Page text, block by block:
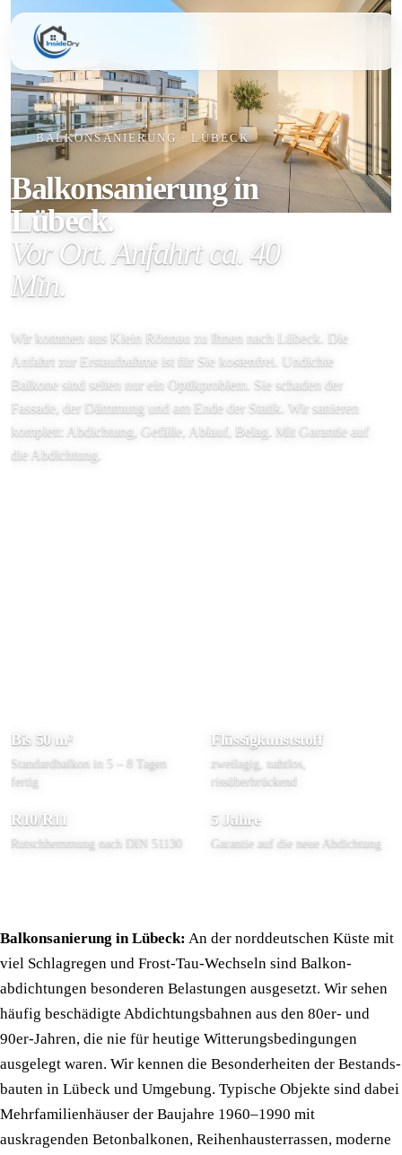
BALKONSANIERUNG · LÜBECK
Balkonsanierung in
Lübeck.
Vor Ort. Anfahrt ca. 40
Min.
Wir kommen aus Klein Rönnau zu Ihnen nach Lübeck. Die
Anfahrt zur Erstaufnahme ist für Sie kostenfrei. Undichte
Balkone sind selten nur ein Optik­problem. Sie schaden der
Fassade, der Dämmung und am Ende der Statik. Wir sanieren
komplett: Abdichtung, Gefälle, Ablauf, Belag. Mit Garantie auf
die Abdichtung.
Bis 50 m²
Standard­balkon in 5 – 8 Tagen
fertig
Flüssig­kunststoff
zweilagig, nahtlos,
rissüberbrückend
R10/R11
Rutsch­hemmung nach DIN 51130
5 Jahre
Garantie auf die neue Abdichtung
Balkonsanierung in Lübeck: An der norddeutschen Küste mit
viel Schlagregen und Frost-Tau-Wechseln sind Balkon­
abdichtungen besonderen Belastungen ausgesetzt. Wir sehen
häufig beschädigte Abdichtungs­bahnen aus den 80er- und
90er-Jahren, die nie für heutige Witterungsbe­dingungen
ausgelegt waren. Wir kennen die Besonderheiten der Bestands­
bauten in Lübeck und Umgebung. Typische Objekte sind dabei
Mehrfamilienhäuser der Baujahre 1960–1990 mit
auskragenden Beton­balkonen, Reihenhaus­terrassen, moderne